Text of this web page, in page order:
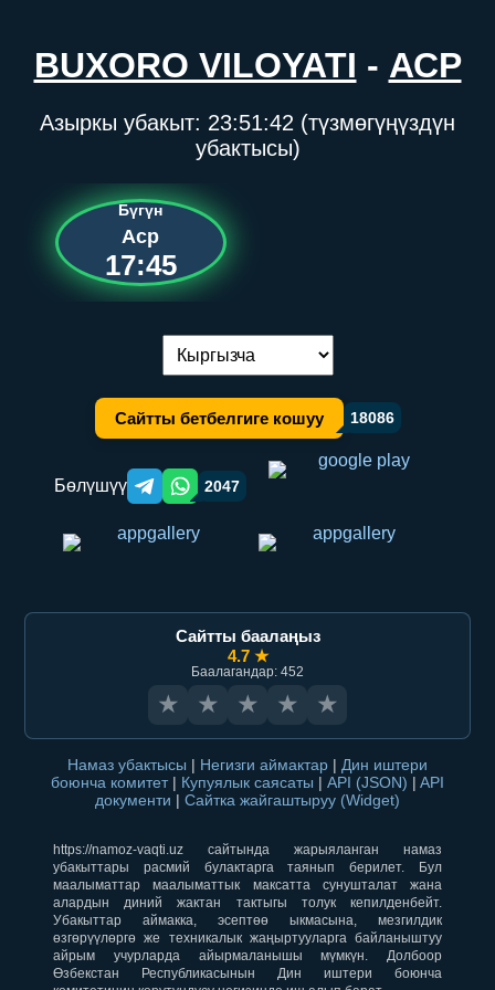
BUXORO VILOYATI - АСР
Азыркы убакыт: 23:51:42 (түзмөгүңүздүн
убактысы)
Бүгүн
Аср
17:45
Тилди алмаштыруу:
Сайтты бетбелгиге кошуу 18086
Бөлүшүү Telegram orqali ulashish
WhatsApp orqali ulashish
2047
Сайтты баалаңыз
4.7 ★
Баалагандар: 452
★ ★ ★ ★ ★
Намаз убактысы | Негизги аймактар | Дин иштери
боюнча комитет | Купуялык саясаты | API (JSON) | API
документи | Сайтка жайгаштыруу (Widget)
https://namoz-vaqti.uz сайтында жарыяланган намаз
убакыттары расмий булактарга таянып берилет. Бул
маалыматтар маалыматтык максатта сунушталат жана
алардын диний жактан тактыгы толук кепилденбейт.
Убакыттар аймакка, эсептөө ыкмасына, мезгилдик
өзгөрүүлөргө же техникалык жаңыртууларга байланыштуу
айрым учурларда айырмаланышы мүмкүн. Долбоор
Өзбекстан Республикасынын Дин иштери боюнча